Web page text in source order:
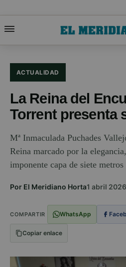
ACTUALIDAD
La Reina del
Torrent presenta
Mª Inmaculada Puchades
Reina marcado por la
imponente capa de siete metros
Por El Meridiano Horta1 abril 2026
COMPARTIR WhatsApp
Copiar enlace